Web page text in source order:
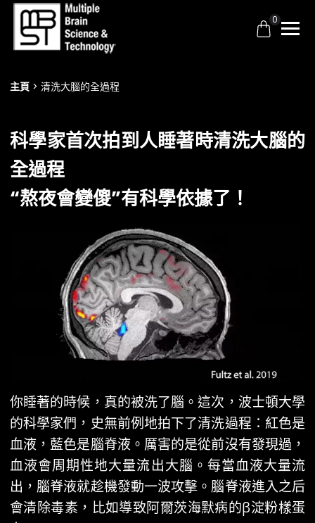
0
主頁 清洗大腦的全過程
科學家首次拍到人睡著時清洗大腦的
全過程
“熬夜會變傻”有科學依據了！
你睡著的時候，真的被洗了腦。這次，波士頓大學
的科學家們，史無前例地拍下了清洗過程：紅色是
血液，藍色是腦脊液。厲害的是從前沒有發現過，
血液會周期性地大量流出大腦。每當血液大量流
出，腦脊液就趁機發動一波攻擊。腦脊液進入之后
會清除毒素，比如導致阿爾茨海默病的β淀粉樣蛋